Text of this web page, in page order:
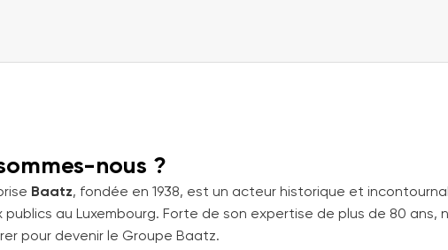
nous ?
Baatz, fondée en 1938, est un acteur historique et
publics au Luxembourg. Forte de son expertise de plus de 80
pour devenir le Groupe Baatz.